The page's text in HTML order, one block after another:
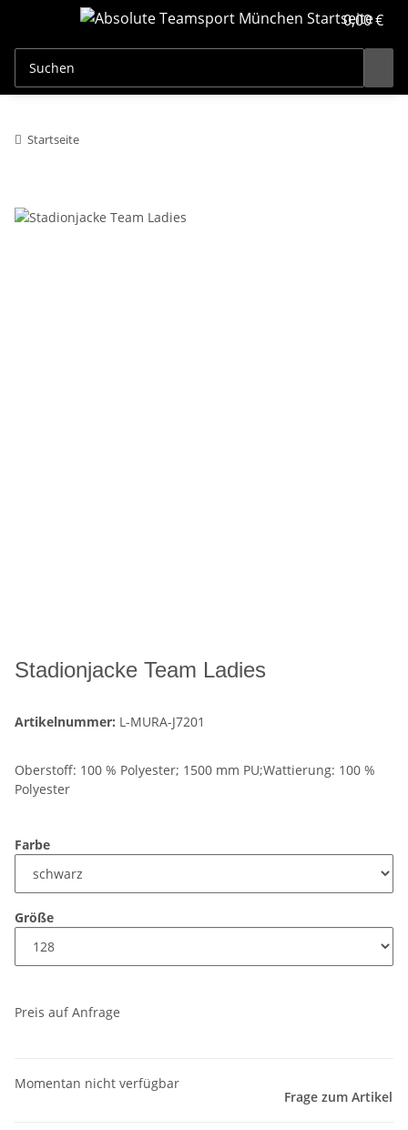
0,00 €
Startseite
Stadionjacke Team Ladies
Artikelnummer: L-MURA-J7201
Oberstoff: 100 % Polyester; 1500 mm PU;Wattierung: 100 %
Polyester
Farbe
Größe
Preis auf Anfrage
Momentan nicht verfügbar
Frage zum Artikel